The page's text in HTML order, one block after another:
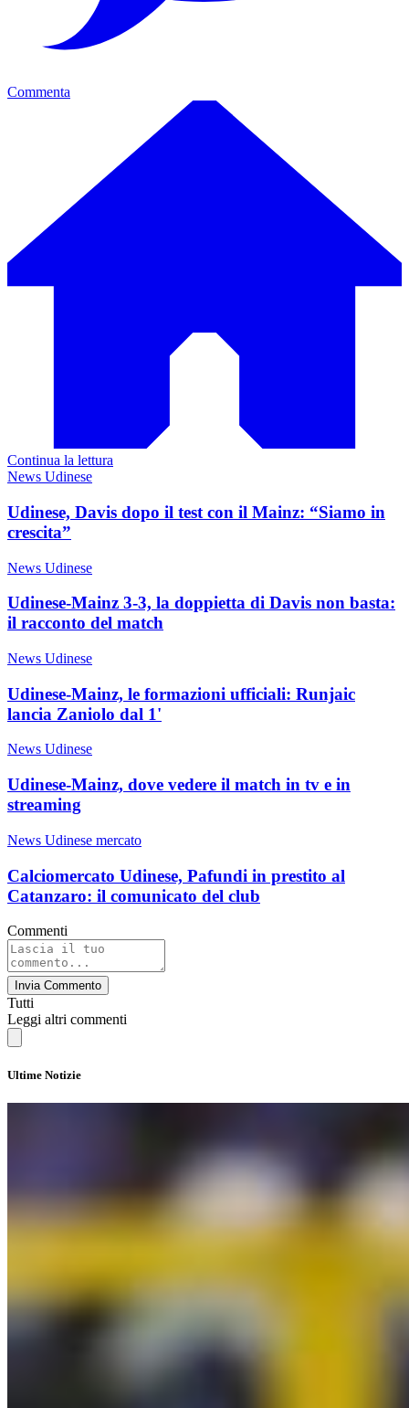
Commenta
Continua la lettura
News Udinese
Udinese, Davis dopo il test con il Mainz: “Siamo in
crescita”
News Udinese
Udinese-Mainz 3-3, la doppietta di Davis non basta:
il racconto del match
News Udinese
Udinese-Mainz, le formazioni ufficiali: Runjaic
lancia Zaniolo dal 1'
News Udinese
Udinese-Mainz, dove vedere il match in tv e in
streaming
News Udinese mercato
Calciomercato Udinese, Pafundi in prestito al
Catanzaro: il comunicato del club
Commenti
Invia Commento
Tutti
Leggi altri commenti
Ultime Notizie